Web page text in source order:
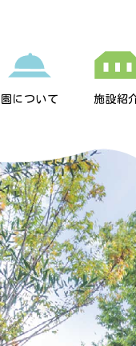
園について 施設紹